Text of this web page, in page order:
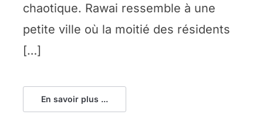
chaotique. Rawai ressemble à une
petite ville où la moitié des résidents
[…]
En savoir plus ...